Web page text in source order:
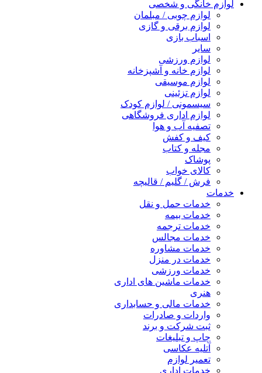
لوازم خانگی و شخصی
لوازم چوبی / مبلمان
لوازم برقی و گازی
اسباب بازی
سایر
لوازم ورزشی
لوازم خانه و آشپزخانه
لوازم موسیقی
لوازم تزئینی
سیسمونی / لوازم کودک
لوازم اداری فروشگاهی
تصفیه آب و هوا
کیف و کفش
مجله و کتاب
پوشاک
کالای خواب
فرش / گلیم / قالیچه
خدمات
خدمات حمل و نقل
خدمات بیمه
خدمات ترجمه
خدمات مجالس
خدمات مشاوره
خدمات در منزل
خدمات ورزشی
خدمات ماشین های اداری
هنری
خدمات مالی و حسابداری
واردات و صادرات
ثبت شرکت و برند
چاپ و تبلیغات
آتلیه عکاسی
تعمیر لوازم
خدمات اداری